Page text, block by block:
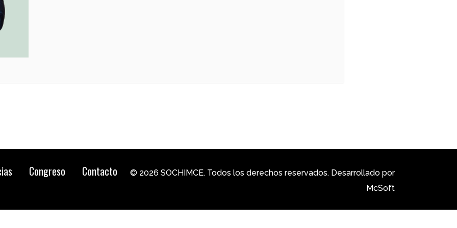
Congreso Contacto
© 2026 SOCHIMCE. Todos los derechos reservados. Desarrollado por
McSoft